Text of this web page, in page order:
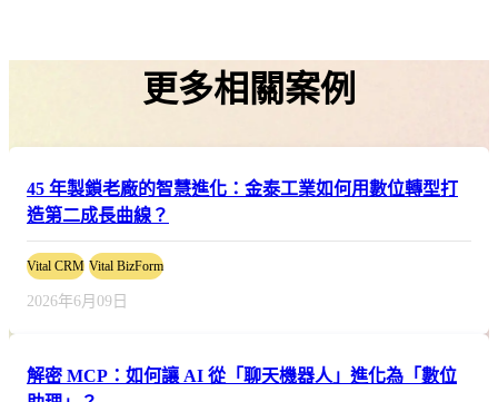
更多相關案例
45 年製鎖老廠的智慧進化：金泰工業如何用數位轉型打
造第二成長曲線？
Vital CRM Vital BizForm
2026年6月09日
解密 MCP：如何讓 AI 從「聊天機器人」進化為「數位